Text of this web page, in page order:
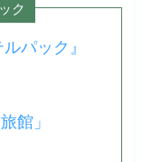
ク
パック』
館」